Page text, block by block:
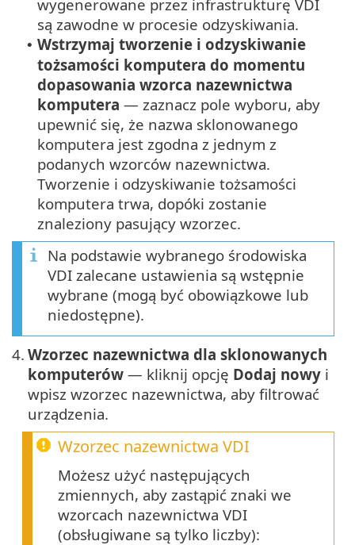
wygenerowane przez infrastrukturę VDI
są zawodne w procesie odzyskiwania.
• Wstrzymaj tworzenie i odzyskiwanie
tożsamości komputera do momentu
dopasowania wzorca nazewnictwa
komputera — zaznacz pole wyboru, aby
upewnić się, że nazwa sklonowanego
komputera jest zgodna z jednym z
podanych wzorców nazewnictwa.
Tworzenie i odzyskiwanie tożsamości
komputera trwa, dopóki zostanie
znaleziony pasujący wzorzec.
Na podstawie wybranego środowiska
VDI zalecane ustawienia są wstępnie
wybrane (mogą być obowiązkowe lub
niedostępne).
4. Wzorzec nazewnictwa dla sklonowanych
komputerów — kliknij opcję Dodaj nowy i
wpisz wzorzec nazewnictwa, aby filtrować
urządzenia.
Wzorzec nazewnictwa VDI
Możesz użyć następujących
zmiennych, aby zastąpić znaki we
wzorcach nazewnictwa VDI
(obsługiwane są tylko liczby):